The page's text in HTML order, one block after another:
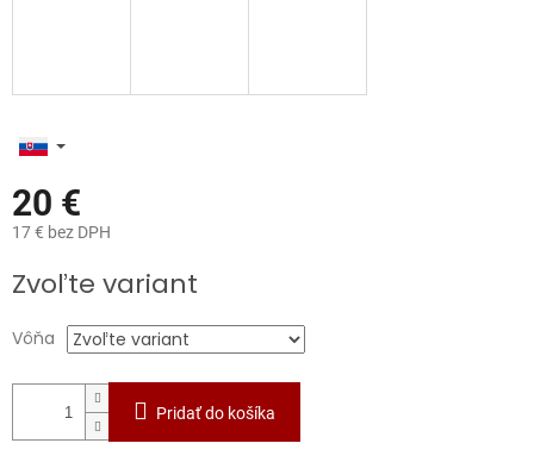
20 €
17 € bez DPH
cena:
Zvoľte variant
Vôňa
Pridať do košíka